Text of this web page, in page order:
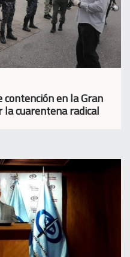
en la Gran
la cuarentena radical